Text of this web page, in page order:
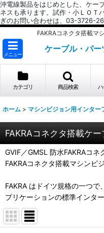
沖電線製品をはじめとした、ケー
ネスも承ります。試作・小ＬＯＴ
ぎのお問い合わせは、03-3726-
FAKRAコネクタ搭載マ
メニュー
ケーブル・パ
カテゴリ 商品検索
ホーム > マシンビジョン用インター
FAKRAコネクタ搭載ケー
GVIF／GMSL 防水FAKRAコネ
FAKRAコネクタ搭載マシンビ
FAKRA はドイツ規格の一つ
プリケーションの標準インタ